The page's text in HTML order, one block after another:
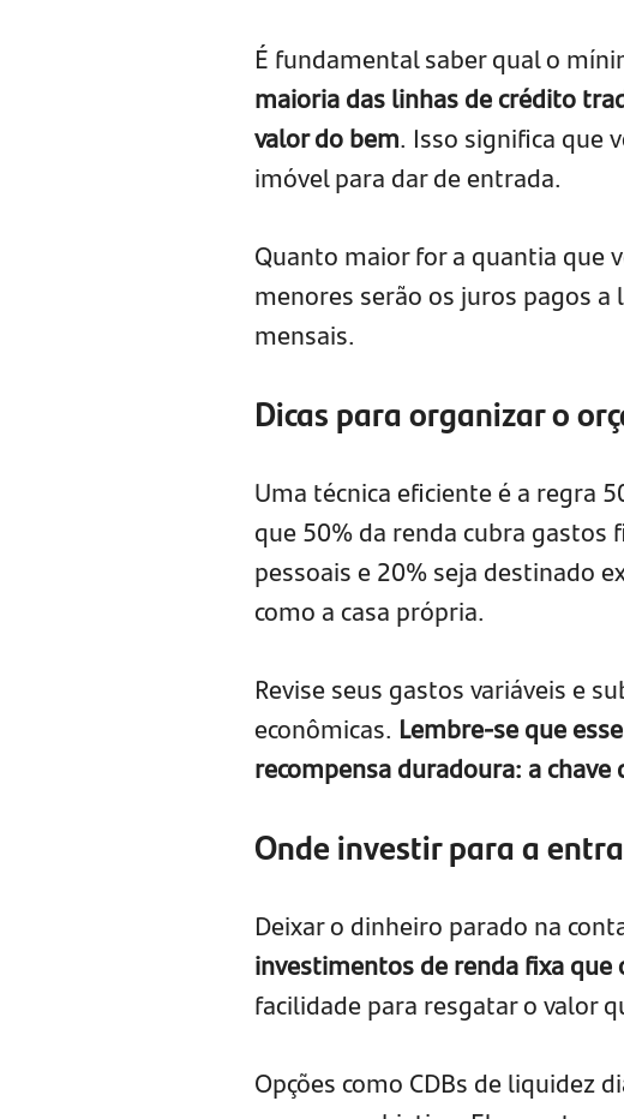
É fundamental saber qual o
maioria das linhas de crédito
valor do bem. Isso significa que
imóvel para dar de entrada.
Quanto maior for a quantia que
menores serão os juros pagos
mensais.
Dicas para organizar o
Uma técnica eficiente é a regra
que 50% da renda cubra gastos
pessoais e 20% seja destinado
como a casa própria.
Revise seus gastos variáveis e
econômicas. Lembre-se que
recompensa duradoura: a chave
Onde investir para a
Deixar o dinheiro parado na
investimentos de renda fixa que
facilidade para resgatar o valor
Opções como CDBs de liquidez